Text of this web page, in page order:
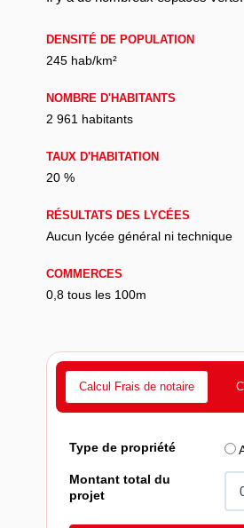
DENSITÉ DE POPULATION
245 hab/km²
NOMBRE D'HABITANTS
2 961 habitants
TAUX D'HABITATION
20 %
RÉSULTATS DES LYCÉES
Aucun lycée général ni technique
COMMERCES
0,8 tous les 100m
Calcul Frais de notaire